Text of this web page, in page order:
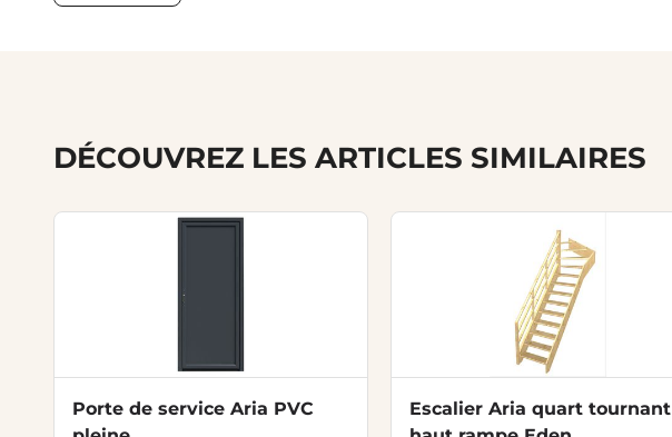
DÉCOUVREZ LES ARTICLES SIMILAIRES
Porte de service Aria PVC
Escalier Aria quart tournant